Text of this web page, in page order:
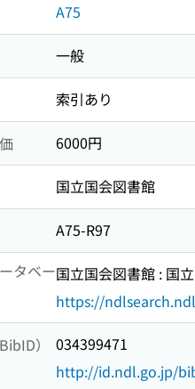
A75
一般
索引あり
6000円
国立国会図書館
A75-R97
タベー国立国会図書館 : 国
https://
）
034399471
http://id.ndl.go.jp/